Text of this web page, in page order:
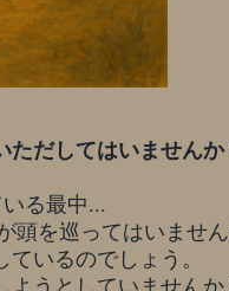
だしてはいませんか
る最中...
頭を巡ってはいませ
いるのでしょう。
うとしていませんか